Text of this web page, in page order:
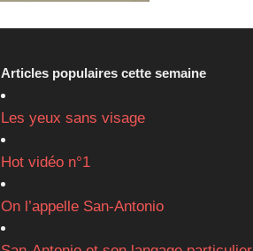
Articles populaires cette semaine
Les yeux sans visage
Hot vidéo n°1
On l’appelle San-Antonio